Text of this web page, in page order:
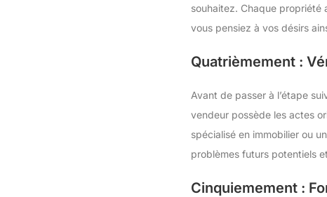
souhaitez. Chaque
vous pensiez à vos désirs
Quatrièmement :
Avant de passer à l’étape
vendeur possède les actes
spécialisé en immobilier ou
problèmes futurs potentiels
Cinquiemement :